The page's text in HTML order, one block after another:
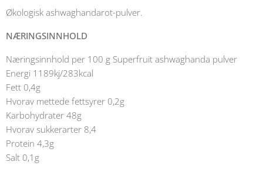
Økologisk ashwaghandarot-pulver.
NÆRINGSINNHOLD
Næringsinnhold per 100 g Superfruit ashwaghanda pulver
Energi 1189kj/283kcal
Fett 0,4g
Hvorav mettede fettsyrer 0,2g
Karbohydrater 48g
Hvorav sukkerarter 8,4
Protein 4,3g
Salt 0,1g